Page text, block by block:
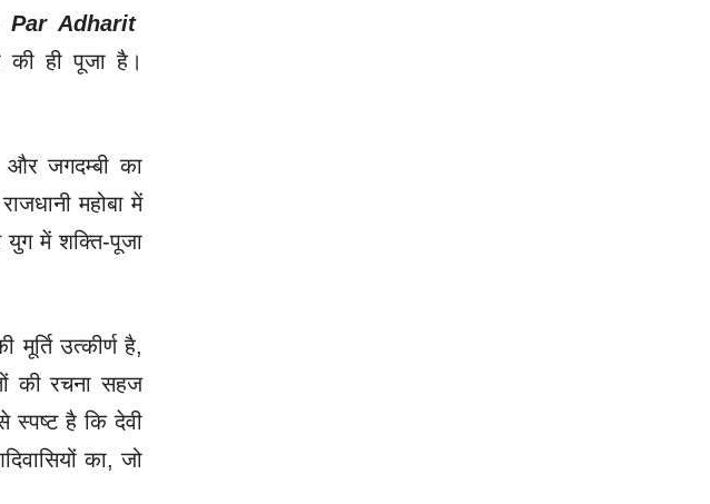
Par Adharit
की ही पूजा है।
जगदम्बी का
महोबा में
युग में शक्ति-पूजा
उत्कीर्ण है,
की रचना सहज
स्पष्ट है कि देवी
का, जो